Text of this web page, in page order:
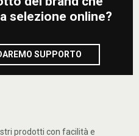
selezione online?
SUPPORTO
prodotti con facilità e